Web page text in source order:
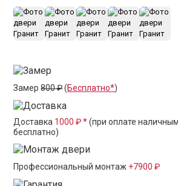
Замер800 ₽(Бесплатно*)
Доставка 1000 ₽ *(при оплате
бесплатно)
Профессиональный монтаж +7900 ₽